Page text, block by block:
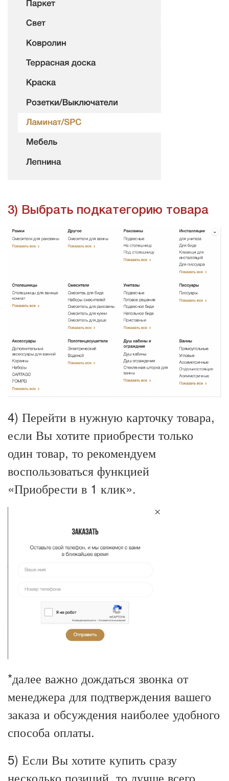
3) Выбрать подкатегорию товара
4) Перейти в нужную карточку товара,
если Вы хотите приобрести только
один товар, то рекомендуем
воспользоваться функцией
«Приобрести в 1 клик».
*далее важно дождаться звонка от
менеджера для подтверждения вашего
заказа и обсуждения наиболее удобного
способа оплаты.
5) Если Вы хотите купить сразу
несколько позиций, то лучше всего